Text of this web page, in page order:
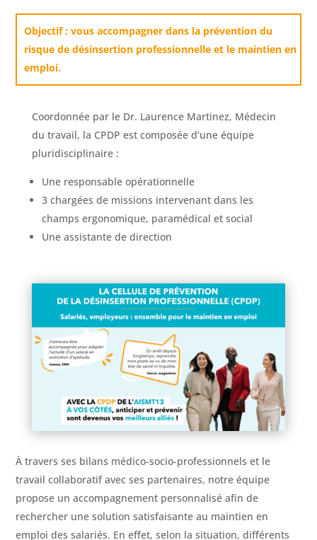
Objectif : vous accompagner dans la prévention du
risque de désinsertion professionnelle et le maintien en
emploi.
Coordonnée par le Dr. Laurence Martinez, Médecin
du travail, la CPDP est composée d’une équipe
pluridisciplinaire :
Une responsable opérationnelle
3 chargées de missions intervenant dans les
champs ergonomique, paramédical et social
Une assistante de direction
À travers ses bilans médico-socio-professionnels et le
travail collaboratif avec ses partenaires, notre équipe
propose un accompagnement personnalisé afin de
rechercher une solution satisfaisante au maintien en
emploi des salariés. En effet, selon la situation, différents